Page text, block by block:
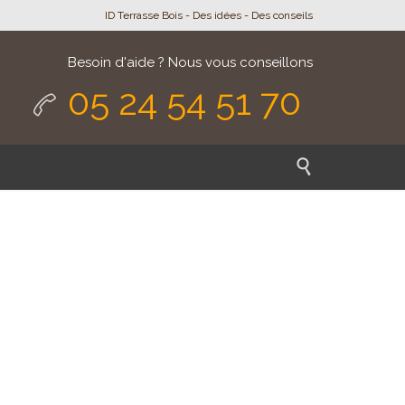
ID Terrasse Bois - Des idées - Des conseils

Besoin d'aide ? Nous vous conseillons
05 24 54 51 70
